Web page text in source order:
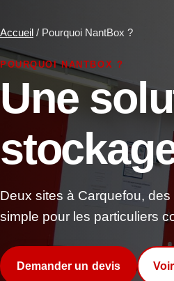
Accueil / Pourquoi NantBox ?
POURQUOI NANTBOX ?
Une
Deux sites à Carquefou,
simple pour les particuliers
Demander un devis